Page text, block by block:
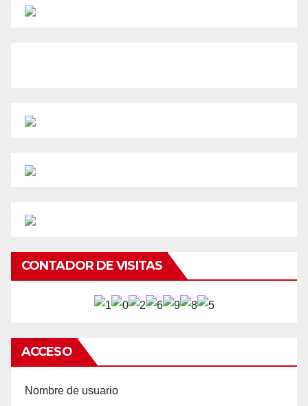
CONTADOR DE VISITAS
ACCESO
Nombre de usuario